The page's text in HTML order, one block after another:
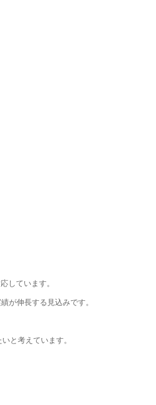
しています。
が伸長する見込みです。
と考えています。